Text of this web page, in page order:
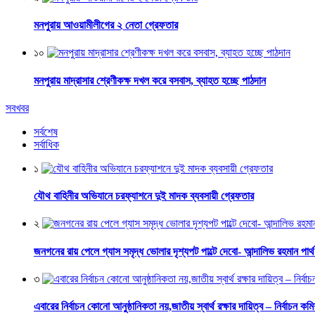
মনপুরায় আওয়ামীলীগের ২ নেতা গ্রেফতার
১০
মনপুরায় মাদ্রাসার শ্রেণীকক্ষ দখল করে বসবাস, ব্যাহত হচ্ছে পাঠদান
সবখবর
সর্বশেষ
সর্বাধিক
১
যৌথ বাহিনীর অভিযানে চরফ্যাশনে দুই মাদক ব্যবসায়ী গ্রেফতার
২
জনগনের রায় পেলে গ্যাস সমৃদ্ধ ভোলার দৃশ্যপট পাল্টে দেবো- আন্দালিভ রহমান পার্থ
৩
এবারের নির্বাচন কোনো আনুষ্ঠানিকতা নয়,জাতীয় স্বার্থ রক্ষার দায়িত্ব – নির্বাচন